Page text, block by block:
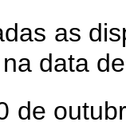
as
data